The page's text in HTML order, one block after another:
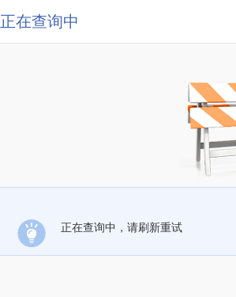
正在查询中
正在查询中，请刷新重试